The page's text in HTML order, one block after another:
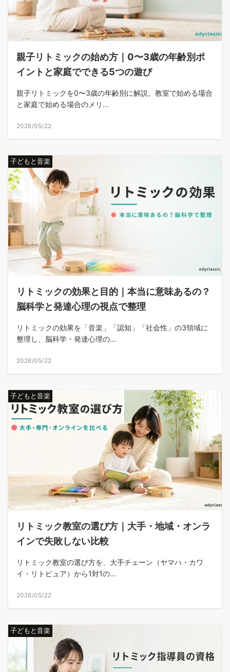
親子リトミックの始め方｜0〜3歳の年齢別ポ
イントと家庭でできる5つの遊び
親子リトミックを0〜3歳の年齢別に解説。教室で始める場合
と家庭で始める場合のメリ...
2026/05/22
子どもと音楽
リトミックの効果と目的｜本当に意味あるの？
脳科学と発達心理の視点で整理
リトミックの効果を「音楽」「認知」「社会性」の3領域に
整理し、脳科学・発達心理の...
2026/05/22
子どもと音楽
リトミック教室の選び方｜大手・地域・オンラ
インで失敗しない比較
リトミック教室の選び方を、大手チェーン（ヤマハ・カワ
イ・リトピュア）から1対1の...
2026/05/22
子どもと音楽